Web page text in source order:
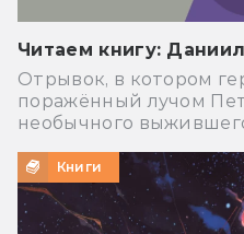
Читаем книгу:
Отрывок, в котором
поражённый лучом
необычного
Книги